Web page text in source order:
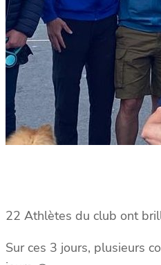
22 Athlètes du club ont
Sur ces 3 jours, plusieurs